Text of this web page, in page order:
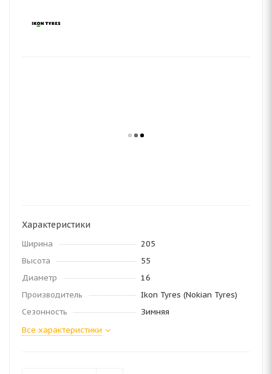
Характеристики
Ширина
205
Высота
55
Диаметр
16
Производитель
Ikon Tyres (Nokian Tyres)
Сезонность
Зимняя
Все характеристики